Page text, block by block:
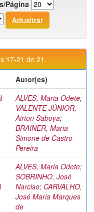
Página
17-21 de 21.
Autor(es)
ALVES, Maria Odete;
VALENTE JÚNIOR,
Airton Saboya;
BRAINER, Maria
Simone de Castro
Pereira
ALVES, Maria Odete;
SOBRINHO, José
Narciso; CARVALHO,
José Maria Marques
de